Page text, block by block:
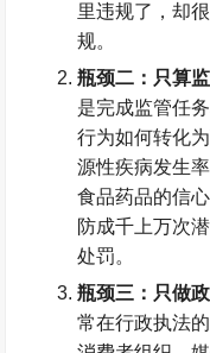
里违规了，却
规。
瓶颈二：只算
是完成监管任
行为如何转化
源性疾病发生
食品药品的信
防成千上万次
处罚。
瓶颈三：只做
常在行政执法